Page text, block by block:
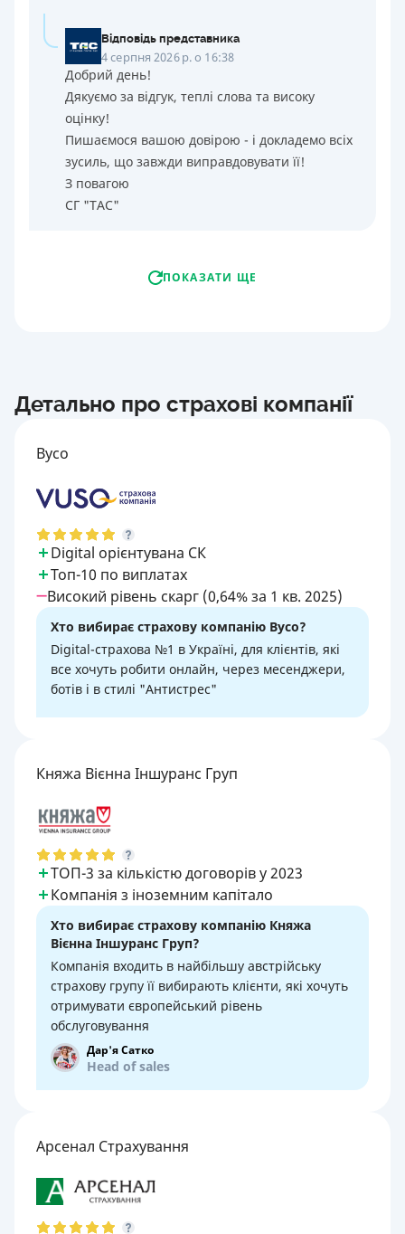
Відповідь представника
4 серпня 2026 р. о 16:38
Добрий день!
Дякуємо за відгук, теплі слова та високу
оцінку!
Пишаємося вашою довірою - і докладемо всіх
зусиль, що завжди виправдовувати її!
З повагою
СГ "ТАС"
ПОКАЗАТИ ЩЕ
Детально про страхові компанії
Вусо
Digital орієнтувана СК
Топ-10 по виплатах
Високий рівень скарг (0,64% за 1 кв. 2025)
Хто вибирає страхову компанію Вусо?
Digital-страхова №1 в Україні, для клієнтів, які
все хочуть робити онлайн, через месенджери,
ботів і в стилі "Антистрес"
Княжа Вієнна Іншуранс Груп
ТОП-3 за кількістю договорів у 2023
Компанія з іноземним капітало
Хто вибирає страхову компанію Княжа
Вієнна Іншуранс Груп?
Компанія входить в найбільшу австрійську
страхову групу її вибирають клієнти, які хочуть
отримувати європейський рівень
обслуговування
Дар'я Сатко
Head of sales
Арсенал Страхування